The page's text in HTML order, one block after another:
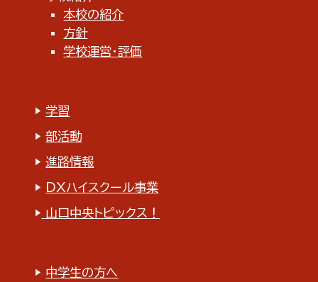
本校の紹介
方針
学校運営・評価
▶︎学習
▶︎部活動
▶︎進路情報
▶︎ DXハイスクール事業
▶︎ 山口中央トピックス！
▶︎ 中学生の方へ